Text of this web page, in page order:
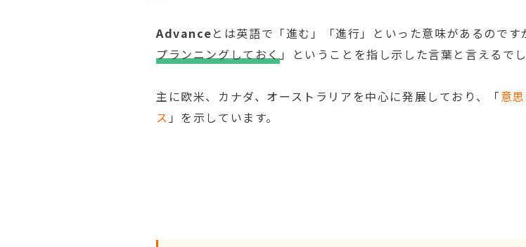
Advanceとは英語で「進む」「進行」といった意味があるのです
プランニングしておく」ということを指し示した言葉と言えるでし
主に欧米、カナダ、オーストラリアを中心に発展しており、「意
ス 」を示しています。